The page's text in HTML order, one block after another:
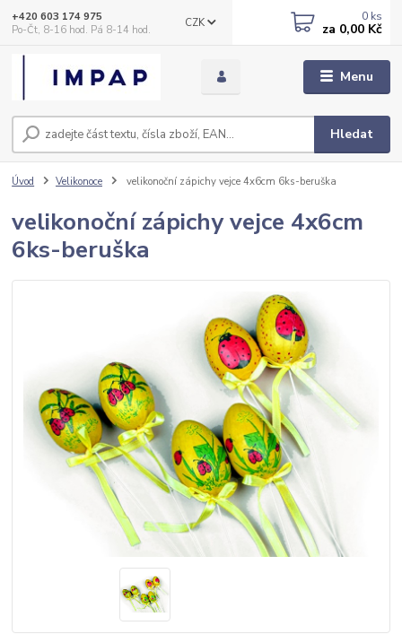
Menu
CZK
Hledat
+420 603 174 975
Po-Čt, 8-16 hod. Pá 8-14 hod.
0 ks
za 0,00 Kč
Úvod Velikonoce velikonoční zápichy vejce 4x6cm 6ks-beruška
velikonoční zápichy vejce 4x6cm
6ks-beruška